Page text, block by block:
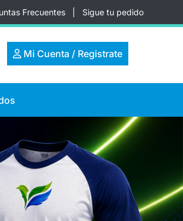
Frecuentes Sigue tu pedido
Mi Cuenta / Registrate
Mi Cuenta / Registrate